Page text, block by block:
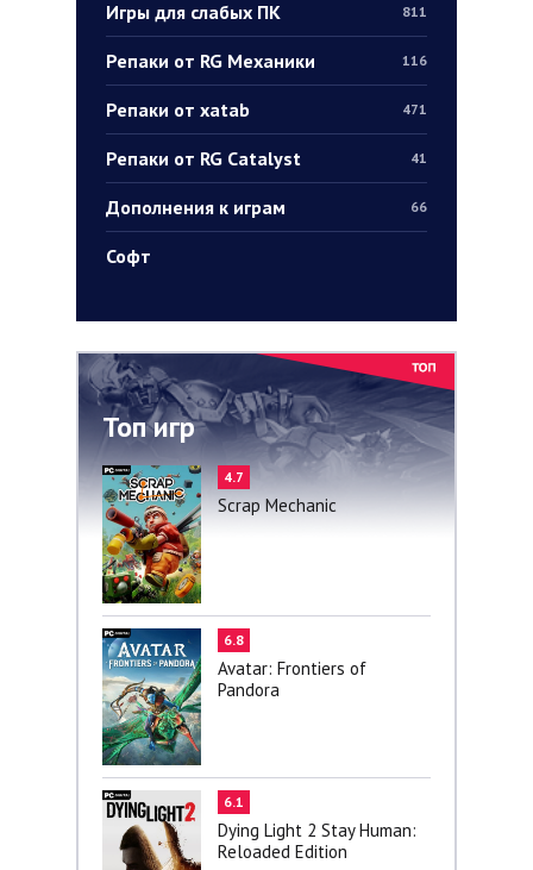
Игры для слабых ПК 811
Репаки от RG Механики 116
Репаки от xatab 471
Репаки от RG Catalyst 41
Дополнения к играм 66
Софт
Топ игр
4.7
Scrap Mechanic
6.8
Avatar: Frontiers of
Pandora
6.1
Dying Light 2 Stay Human:
Reloaded Edition